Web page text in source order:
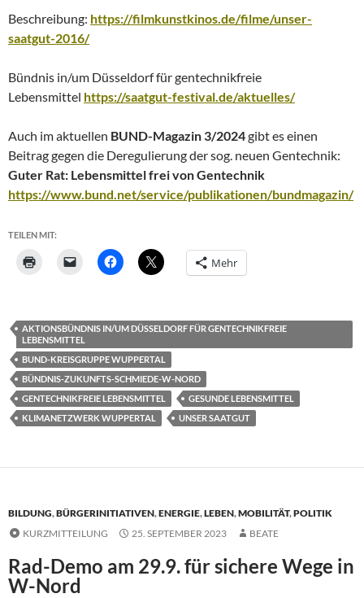
Beschreibung: https://filmkunstkinos.de/filme/unser-
saatgut-2016/
Bündnis in/um Düsseldorf für gentechnikfreie
Lebensmittel https://saatgut-festival.de/aktuelles/
Auch im aktuellen BUND-Magazin 3/2024gibt es einen
Beitrag gegen die Deregulierung der sog. neuen Gentechnik:
Guter Rat: Lebensmittel frei von Gentechnik
https://www.bund.net/service/publikationen/bundmagazin/
TEILEN MIT:
Mehr
AKTIONSBÜNDNIS IN/UM DÜSSELDORF FÜR GENTECHNIKFREIE
LEBENSMITTEL
BUND-KREISGRUPPE WUPPERTAL
BÜNDNIS-ZUKUNFTS-SCHMIEDE-W-NORD
GENTECHNIKFREIE LEBENSMITTEL
GESUNDE LEBENSMITTEL
KLIMANETZWERK WUPPERTAL
UNSER SAATGUT
BILDUNG,BÜRGERINITIATIVEN,ENERGIE,LEBEN,MOBILITÄT,POLITIK
KURZMITTEILUNG
25. SEPTEMBER 2023 BEATE
Rad-Demo am 29.9. für sichere Wege in
W-Nord